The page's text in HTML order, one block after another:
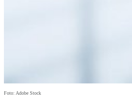
Foto: Adobe Stock